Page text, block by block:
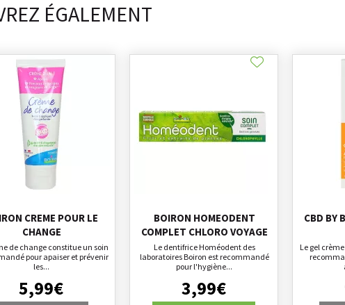
ÉGALEMENT
CREME POUR LE
CHANGE
de change constitue un soin
pour apaiser et prévenir
les...
5,99€
BOIRON HOMEODENT
COMPLET CHLORO VOYAGE
Le dentifrice Homéodent des
laboratoires Boiron est recommandé
pour l'hygiène...
3,99€
CBD BY
Le gel